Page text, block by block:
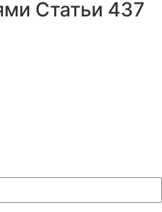
Статьи 437